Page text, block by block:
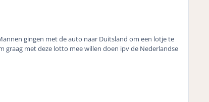
gingen met de auto naar Duitsland om een lotje te
graag met deze lotto mee willen doen ipv de Nederlandse